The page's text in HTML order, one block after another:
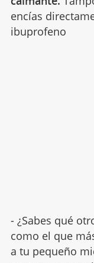
encías
ibuprofeno
- ¿Sabes qué
como el que
a tu pequeño